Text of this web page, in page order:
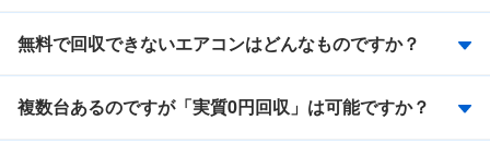
無料で回収できないエアコンはどんなものですか？
複数台あるのですが「実質0円回収」は可能ですか？